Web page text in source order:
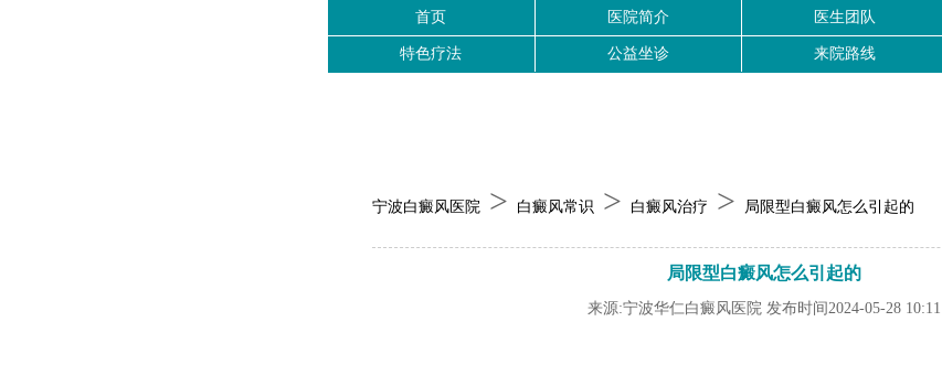
首页 医院简介 医生团队
特色疗法 公益坐诊 来院路线
宁波白癜风医院 > 白癜风常识 > 白癜风治疗 > 局限型白癜风怎么引起的
局限型白癜风怎么引起的
来源:宁波华仁白癜风医院 发布时间2024-05-28 10:11